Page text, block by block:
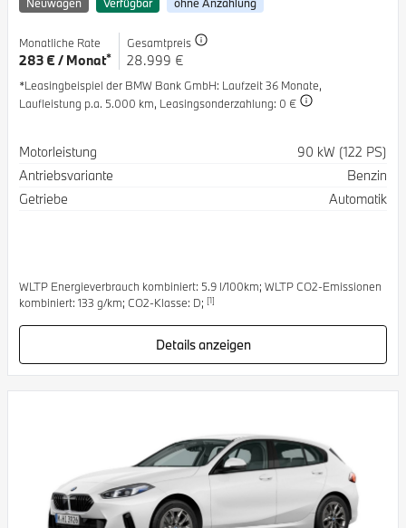
Neuwagen Verfügbar ohne Anzahlung
Monatliche Rate
283 € / Monat*
Gesamtpreis
28.999 €
*Leasingbeispiel der BMW Bank GmbH: Laufzeit 36 Monate,
Laufleistung p.a. 5.000 km, Leasingsonderzahlung: 0 €
Spezifikation
Motorleistung
90 kW (122 PS)
Antriebsvariante
Benzin
Getriebe
Automatik
WLTP Energieverbrauch kombiniert: 5.9 l/100km; WLTP CO2-Emissionen
kombiniert: 133 g/km; CO2-Klasse: D; [1]
Details anzeigen